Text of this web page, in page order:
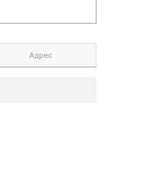
Адрес